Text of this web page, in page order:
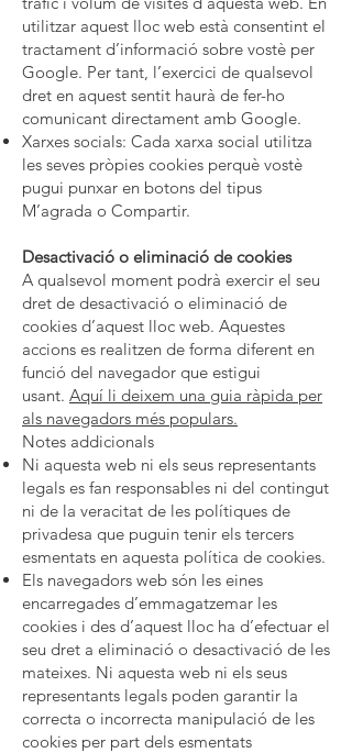
utilitzar aquest lloc web està consentint el
tractament d’informació sobre vostè per
Google. Per tant, l’exercici de qualsevol
dret en aquest sentit haurà de fer-ho
comunicant directament amb Google.
Xarxes socials: Cada xarxa social utilitza
les seves pròpies cookies perquè vostè
pugui punxar en botons del tipus
M’agrada o Compartir.
Desactivació o eliminació de cookies
A qualsevol moment podrà exercir el seu
dret de desactivació o eliminació de
cookies d’aquest lloc web. Aquestes
accions es realitzen de forma diferent en
funció del navegador que estigui
usant. Aquí li deixem una guia ràpida per
als navegadors més populars.
Notes addicionals
Ni aquesta web ni els seus representants
legals es fan responsables ni del contingut
ni de la veracitat de les polítiques de
privadesa que puguin tenir els tercers
esmentats en aquesta política de cookies.
Els navegadors web són les eines
encarregades d’emmagatzemar les
cookies i des d’aquest lloc ha d’efectuar el
seu dret a eliminació o desactivació de les
mateixes. Ni aquesta web ni els seus
representants legals poden garantir la
correcta o incorrecta manipulació de les
cookies per part dels esmentats